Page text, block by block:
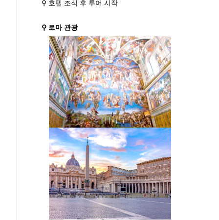
⚲ 호텔 조식 후 투어 시작
⚲ 로마 관광